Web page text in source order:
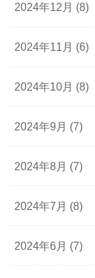
2024年12月 (8)
2024年11月 (6)
2024年10月 (8)
2024年9月 (7)
2024年8月 (7)
2024年7月 (8)
2024年6月 (7)